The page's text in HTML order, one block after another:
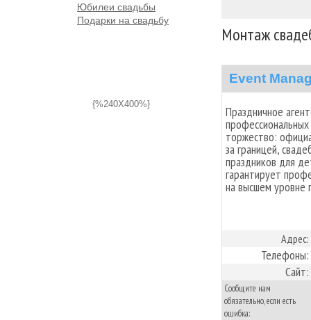
Юбилеи свадьбы
Подарки на свадьбу
{%240X400%}
Монтаж
Event
Праздничное
торжество:
за границей,
праздников для
гарантирует
на высшем уровне
Адрес:
Телефоны:
Сайт:
Сообщите нам
обязательно, если есть
ошибка: